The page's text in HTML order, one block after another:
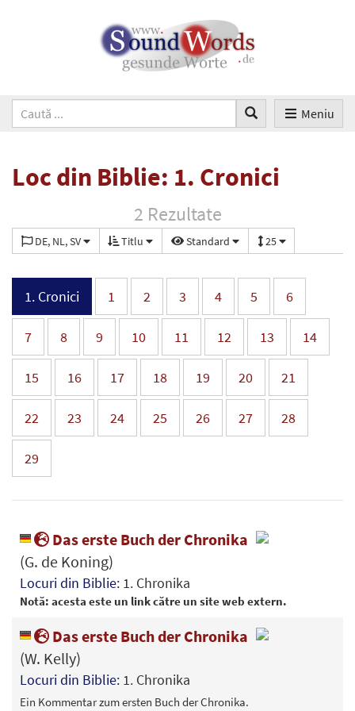
Meniu
Loc din Biblie: 1. Cronici
2 Rezultate
DE, NL, SV Titlu Standard 25
1. Cronici 1 2 3 4 5 6
7 8 9 10 11 12 13 14
15 16 17 18 19 20 21
22 23 24 25 26 27 28
29
Das erste Buch der Chronika
(G. de Koning)
Locuri din Biblie: 1. Chronika
Notă: acesta este un link către un site web extern.
Das erste Buch der Chronika
(W. Kelly)
Locuri din Biblie: 1. Chronika
Ein Kommentar zum ersten Buch der Chronika.